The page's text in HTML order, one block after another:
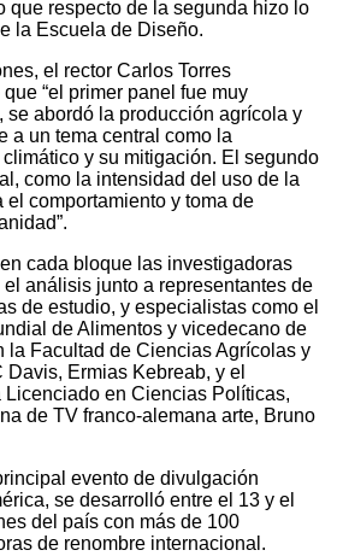
que respecto de la segunda hizo lo
la Escuela de Diseño.
el rector Carlos Torres
“el primer panel fue muy
se abordó la producción agrícola y
a un tema central como la
y su mitigación. El segundo
como la intensidad del uso de la
comportamiento y toma de
cada bloque las investigadoras
análisis junto a representantes de
de estudio, y especialistas como el
de Alimentos y vicedecano de
la Facultad de Ciencias Agrícolas y
Ermias Kebreab, y el
Licenciado en Ciencias Políticas,
de TV franco-alemana arte, Bruno
evento de divulgación
se desarrolló entre el 13 y el
del país con más de 100
de renombre internacional.